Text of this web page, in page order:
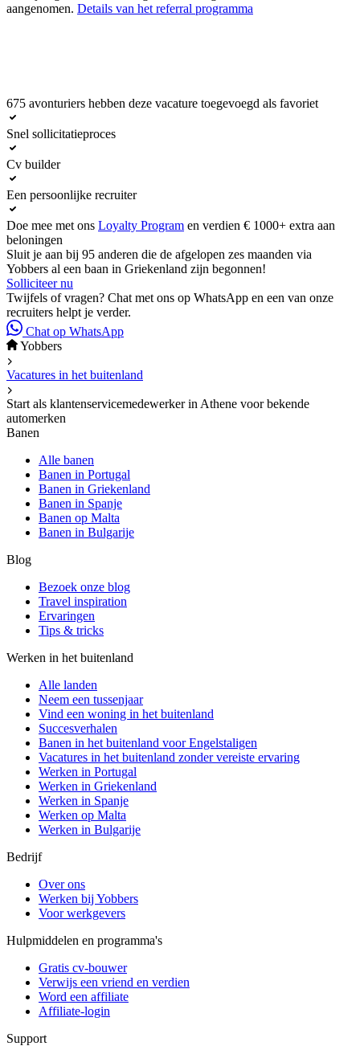
aangenomen. Details van het referral programma
Solliciteer nu
675 avonturiers hebben deze vacature toegevoegd als favoriet
Snel sollicitatieproces
Cv builder
Een persoonlijke recruiter
Doe mee met ons Loyalty Program en verdien € 1000+ extra aan
beloningen
Sluit je aan bij 95 anderen die de afgelopen zes maanden via
Yobbers al een baan in Griekenland zijn begonnen!
Solliciteer nu
Twijfels of vragen? Chat met ons op WhatsApp en een van onze
recruiters helpt je verder.
Chat op WhatsApp
Yobbers
Vacatures in het buitenland
Start als klantenservicemedewerker in Athene voor bekende
automerken
Banen
Alle banen
Banen in Portugal
Banen in Griekenland
Banen in Spanje
Banen op Malta
Banen in Bulgarije
Blog
Bezoek onze blog
Travel inspiration
Ervaringen
Tips & tricks
Werken in het buitenland
Alle landen
Neem een ​​tussenjaar
Vind een woning in het buitenland
Succesverhalen
Banen in het buitenland voor Engelstaligen
Vacatures in het buitenland zonder vereiste ervaring
Werken in Portugal
Werken in Griekenland
Werken in Spanje
Werken op Malta
Werken in Bulgarije
Bedrijf
Over ons
Werken bij Yobbers
Voor werkgevers
Hulpmiddelen en programma's
Gratis cv-bouwer
Verwijs een vriend en verdien
Word een affiliate
Affiliate-login
Support